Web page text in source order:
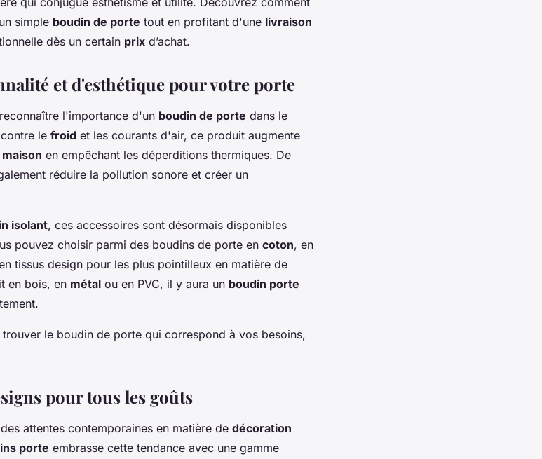
simple boudin de porte tout en profitant d'une livraison
dès un certain prix d’achat.
et d'esthétique pour votre porte
l'importance d'un boudin de porte dans le
le froid et les courants d'air, ce produit augmente
en empêchant les déperditions thermiques. De
réduire la pollution sonore et créer un
isolant, ces accessoires sont désormais disponibles
pouvez choisir parmi des boudins de porte en coton, en
tissus design pour les plus pointilleux en matière de
en bois, en métal ou en PVC, il y aura un boudin porte
le boudin de porte qui correspond à vos besoins,
pour tous les goûts
attentes contemporaines en matière de décoration
porte embrasse cette tendance avec une gamme